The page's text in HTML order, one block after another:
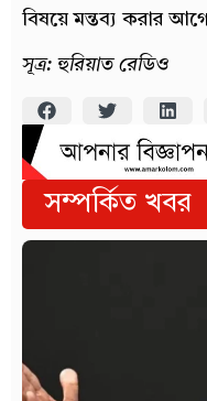
বিষয়ে মন্তব্য করার
সূত্র: হুরিয়াত রেডিও
সম্পর্কিত খবর